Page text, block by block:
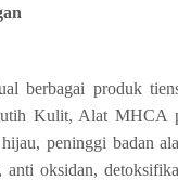
berbagai produk
Kulit, Alat MHCA
peninggi badan
anti oksidan,